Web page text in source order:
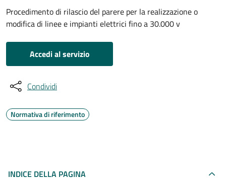
Procedimento di rilascio del parere per la realizzazione o
modifica di linee e impianti elettrici fino a 30.000 v
Accedi al servizio
Condividi
Normativa di riferimento
INDICE DELLA PAGINA